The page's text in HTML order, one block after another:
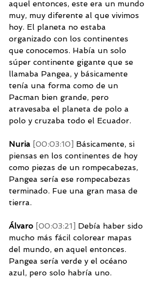
aquel entonces, este era un mundo
muy, muy diferente al que vivimos
hoy. El planeta no estaba
organizado con los continentes
que conocemos. Había un solo
súper continente gigante que se
llamaba Pangea, y básicamente
tenía una forma como de un
Pacman bien grande, pero
atravesaba el planeta de polo a
polo y cruzaba todo el Ecuador.
Nuria [00:03:10] Básicamente, si
piensas en los continentes de hoy
como piezas de un rompecabezas,
Pangea sería ese rompecabezas
terminado. Fue una gran masa de
tierra.
Álvaro [00:03:21] Debía haber sido
mucho más fácil colorear mapas
del mundo, en aquel entonces.
Pangea sería verde y el océano
azul, pero solo habría uno.